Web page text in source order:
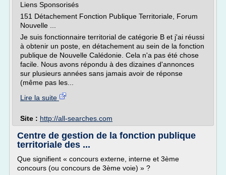
Liens Sponsorisés
151 Détachement Fonction Publique Territoriale, Forum
Nouvelle ...
Je suis fonctionnaire territorial de catégorie B et j'ai réussi
à obtenir un poste, en détachement au sein de la fonction
publique de Nouvelle Calédonie. Cela n'a pas été chose
facile. Nous avons répondu à des dizaines d'annonces
sur plusieurs années sans jamais avoir de réponse
(même pas les...
Lire la suite
Site : http://all-searches.com
Centre de gestion de la fonction publique
territoriale des ...
Que signifient « concours externe, interne et 3ème
concours (ou concours de 3ème voie) » ?